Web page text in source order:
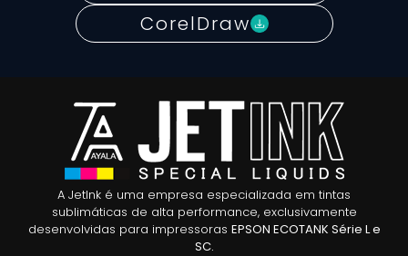
CorelDraw
A JetInk é uma empresa especializada em tintas
sublimáticas de alta performance, exclusivamente
desenvolvidas para impressoras EPSON ECOTANK Série L e
SC.